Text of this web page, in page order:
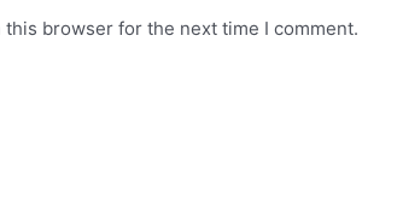
browser for the next time I comment.